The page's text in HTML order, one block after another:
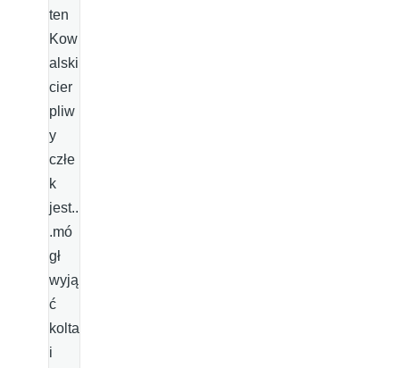
ten
Kow
alski
cier
pliw
y
człe
k
jest..
.mó
gł
wyją
ć
kolta
i